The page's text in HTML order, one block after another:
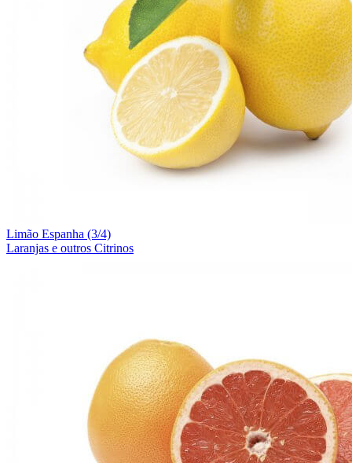
Limão Espanha (3/4)
Laranjas e outros Citrinos